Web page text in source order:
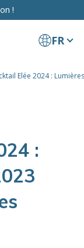
!
FR
Elée 2024 :
: